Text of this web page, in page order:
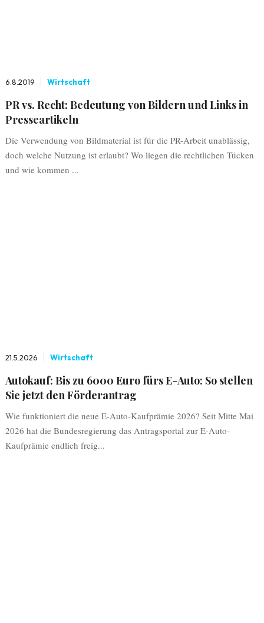
6.8.2019 Wirtschaft
PR vs. Recht: Bedeutung von Bildern und Links in
Presseartikeln
Die Verwendung von Bildmaterial ist für die PR-Arbeit unablässig,
doch welche Nutzung ist erlaubt? Wo liegen die rechtlichen Tücken
und wie kommen ...
21.5.2026 Wirtschaft
Autokauf: Bis zu 6000 Euro fürs E-Auto: So stellen
Sie jetzt den Förderantrag
Wie funktioniert die neue E-Auto-Kaufprämie 2026? Seit Mitte Mai
2026 hat die Bundesregierung das Antragsportal zur E-Auto-
Kaufprämie endlich freig...